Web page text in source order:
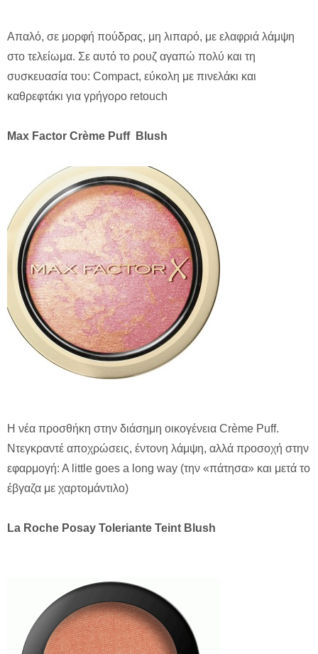
Απαλό, σε μορφή πούδρας, μη λιπαρό, με ελαφριά λάμψη
στο τελείωμα. Σε αυτό το ρουζ αγαπώ πολύ και τη
συσκευασία του: Compact, εύκολη με πινελάκι και
καθρεφτάκι για γρήγορο retouch
Max Factor Crème Puff Blush
Η νέα προσθήκη στην διάσημη οικογένεια Crème Puff.
Ντεγκραντέ αποχρώσεις, έντονη λάμψη, αλλά προσοχή στην
εφαρμογή: Α little goes a long way (την «πάτησα» και μετά το
έβγαζα με χαρτομάντιλο)
La Roche Posay Toleriante Teint Blush